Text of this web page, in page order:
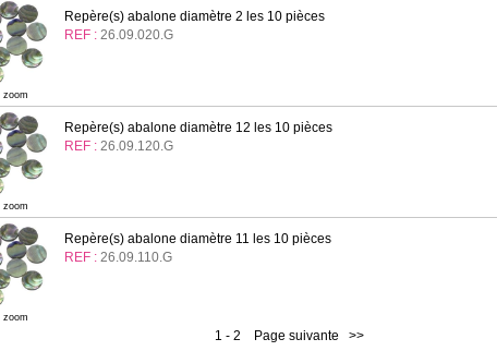
zoom
Repère(s) abalone diamètre 2 les 10 pièces
REF : 26.09.020.G
zoom
Repère(s) abalone diamètre 12 les 10 pièces
REF : 26.09.120.G
zoom
Repère(s) abalone diamètre 11 les 10 pièces
REF : 26.09.110.G
1 - 2 Page suivante >>